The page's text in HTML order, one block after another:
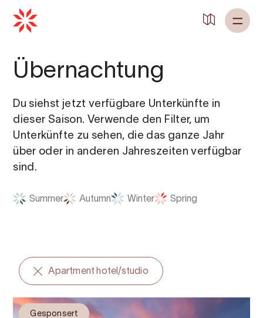
Übernachtung
Du siehst jetzt verfügbare Unterkünfte in
dieser Saison. Verwende den Filter, um
Unterkünfte zu sehen, die das ganze Jahr
über oder in anderen Jahreszeiten verfügbar
sind.
Summer Autumn Winter Spring
Apartment hotel/studio
Gesponsert